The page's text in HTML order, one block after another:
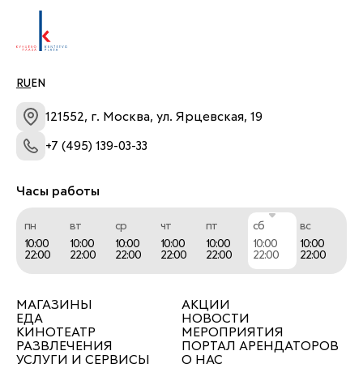
RU EN
121552, г. Москва, ул. Ярцевская, 19
+7 (495) 139-03-33
Часы работы
пн
10:00
22:00
вт
10:00
22:00
ср
10:00
22:00
чт
10:00
22:00
пт
10:00
22:00
сб
10:00
22:00
вс
10:00
22:00
МАГАЗИНЫ
ЕДА
КИНОТЕАТР
РАЗВЛЕЧЕНИЯ
УСЛУГИ И СЕРВИСЫ
АКЦИИ
НОВОСТИ
МЕРОПРИЯТИЯ
ПОРТАЛ АРЕНДАТОРОВ
О НАС